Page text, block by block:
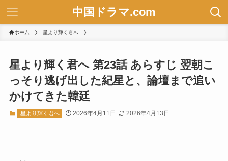
中国ドラマ.com
ホーム 星より輝く君へ
星より輝く君へ 第23話 あらすじ 翌朝こ
っそり逃げ出した紀星と、論壇まで追い
かけてきた韓廷
星より輝く君へ 2026年4月11日 2026年4月13日